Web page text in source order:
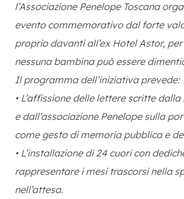
l’Associazione Penelope Toscana
evento commemorativo dal forte
proprio davanti all’ex Hotel Astor,
nessuna bambina può essere
Il programma dell’iniziativa prevede:
• L’affissione delle lettere scritte
e dall’associazione Penelope sulla
come gesto di memoria pubblica e
• L’installazione di 24 cuori con
rappresentare i mesi trascorsi nella
nell’attesa.